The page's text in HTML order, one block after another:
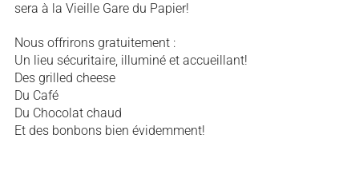
sera à la Vieille Gare du Papier!
Nous offrirons gratuitement :
Un lieu sécuritaire, illuminé et accueillant!
Des grilled cheese
Du Café
Du Chocolat chaud
Et des bonbons bien évidemment!